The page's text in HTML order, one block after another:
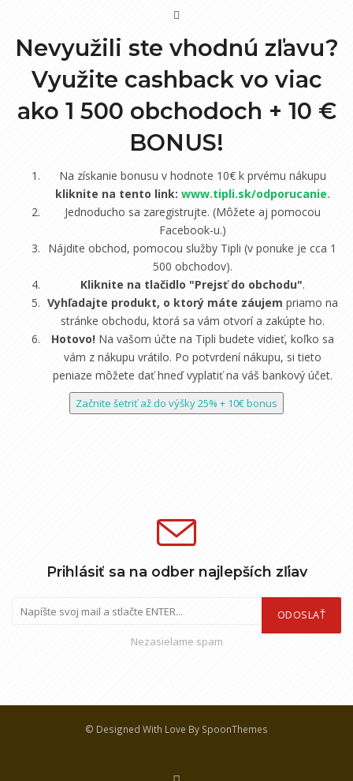
Nevyužili ste vhodnú zľavu?
Využite cashback vo viac
ako 1 500 obchodoch + 10 €
BONUS!
Na získanie bonusu v hodnote 10€ k prvému nákupu
kliknite na tento link: www.tipli.sk/odporucanie.
Jednoducho sa zaregistrujte. (Môžete aj pomocou
Facebook-u.)
Nájdite obchod, pomocou služby Tipli (v ponuke je cca 1
500 obchodov).
Kliknite na tlačidlo "Prejsť do obchodu".
Vyhľadajte produkt, o ktorý máte záujem priamo na
stránke obchodu, ktorá sa vám otvorí a zakúpte ho.
Hotovo! Na vašom účte na Tipli budete vidieť, koľko sa
vám z nákupu vrátilo. Po potvrdení nákupu, si tieto
peniaze môžete dať hneď vyplatiť na váš bankový účet.
Začnite šetriť až do výšky 25% + 10€ bonus
Prihlásiť sa na odber najlepších zľiav
ODOSLAŤ
Nezasielame spam
© Designed With Love By SpoonThemes